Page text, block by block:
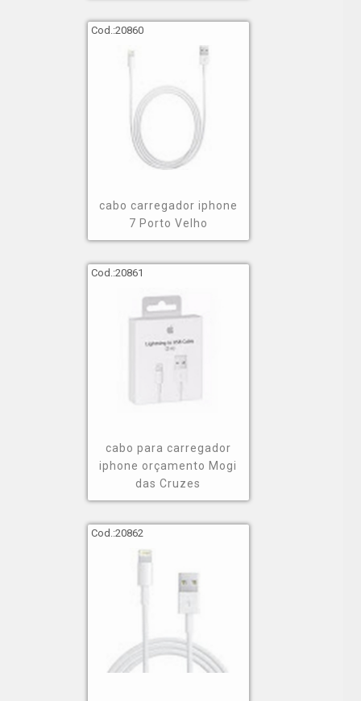
Cod.:20860
cabo carregador iphone
7 Porto Velho
Cod.:20861
cabo para carregador
iphone orçamento Mogi
das Cruzes
Cod.:20862